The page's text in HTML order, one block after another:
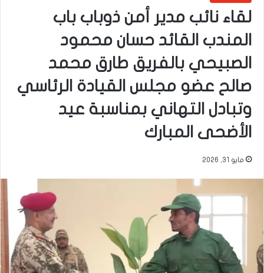
لقاء نائب مدير أمن ذوباب باب
المندب القائد حسان محمود
الصبيحي بالفريق طارق محمد
صالح عضو مجلس القيادة الرئاسي
وتبادل التهاني بمناسبة عيد
الأضحى المبارك
مايو 31, 2026